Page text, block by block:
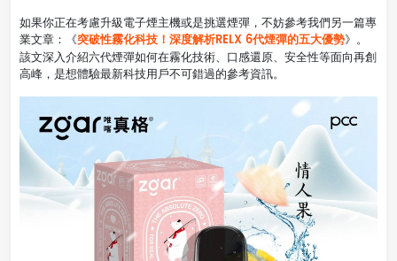
如果你正在考慮升級電子煙主機或是挑選煙彈，不妨參考我們另一篇專
業文章：《突破性霧化科技！深度解析RELX 6代煙彈的五大優勢》。
該文深入介紹六代煙彈如何在霧化技術、口感還原、安全性等面向再創
高峰，是想體驗最新科技用戶不可錯過的參考資訊。